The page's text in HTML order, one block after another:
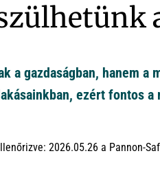
a gazdaságban, hanem a
ezért fontos
2026.05.26 a Pannon-